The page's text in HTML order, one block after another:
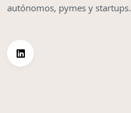
autónomos, pymes y startups.